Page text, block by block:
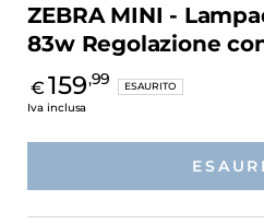
ZEBRA MINI -
83w Regolazione
Prezzo
regolare
€ 159,99 ESAURITO
Iva inclusa